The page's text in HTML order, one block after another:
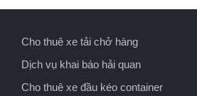
Cho thuê xe tải chở hàng
Dịch vụ khai báo hải quan
Cho thuê xe đầu kéo container